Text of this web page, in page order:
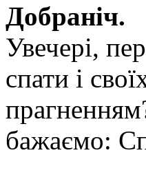
Добраніч.
Увечері,
спати і
бажаємо: